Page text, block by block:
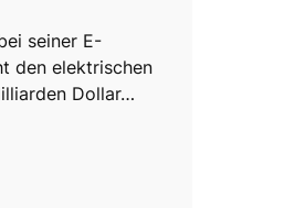
seiner E-
den elektrischen
Dollar…